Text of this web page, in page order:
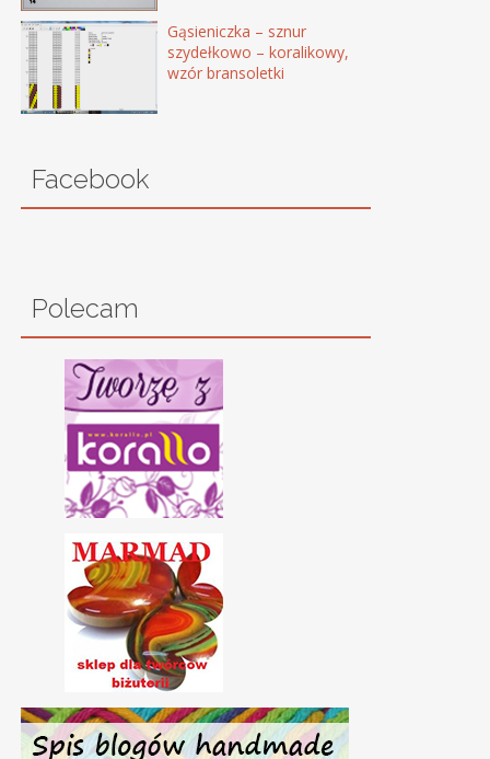
Gąsieniczka – sznur
szydełkowo – koralikowy,
wzór bransoletki
Facebook
Polecam